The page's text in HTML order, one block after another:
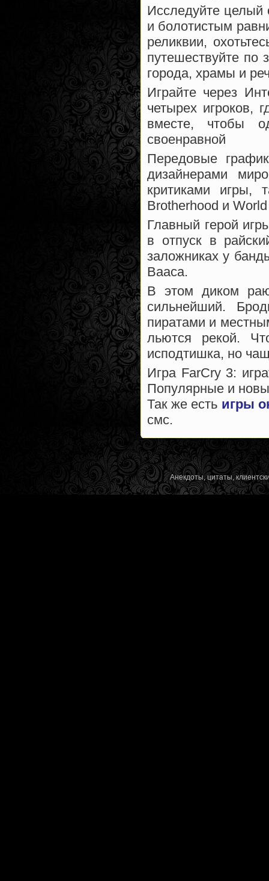
Исследуйте целый
и болотистым
реликвии,
путешествуйте по
города, храмы и
Играйте через
четырех игроков,
вместе, чтобы
своенравной
Передовые
дизайнерами
критиками игры,
Brotherhood и
Главный герой
в отпуск в
заложниках у
Вааса.
В этом диком
сильнейший.
пиратами и
льются рекой.
исподтишка, но
Игра FarCry 3:
Популярные и
Так же есть игры
смс.
Анекдоты, цитаты,